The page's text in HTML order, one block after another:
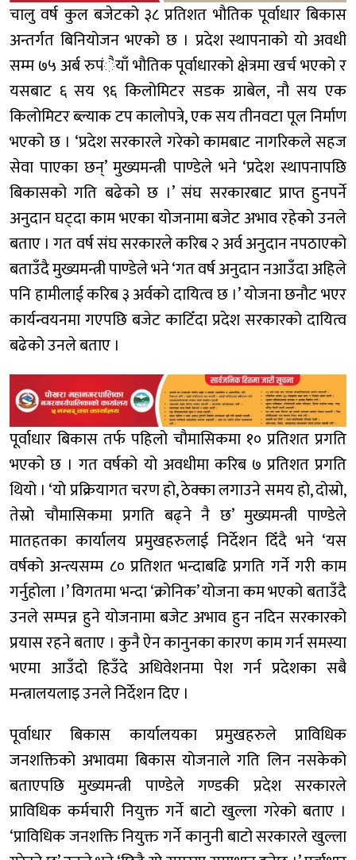
चालु वर्ष कुल बजेटको ३८ प्रतिशत भौतिक पूर्वाधार बिकास
अन्तर्गत बिनियोजन भएको छ । प्रदेश स्थापनाको यो अवधी
सम्म ७५ अर्ब रुपंैयाँ भौतिक पूर्वाधारको क्षेत्रमा खर्च भएको र
यसबाट ६ सय ९६ किलोमिटर सडक ग्राबेल, नौ सय एक
किलोमिटर ब्ल्याक टप कालोपत्रे, एक सय तीनवटा पूल निर्माण
भएको छ । ‘प्रदेश सरकारले गरेको कामबाट नागरिकले सहज
सेवा पाएका छन्’ मुख्यमन्त्री पाण्डेले भने ‘प्रदेश स्थापनापछि
बिकासको गति बढेको छ ।’ संघ सरकारबाट प्राप्त हुनपर्ने
अनुदान घट्दा काम भएका योजनामा बजेट अभाव रहेको उनले
बताए । गत वर्ष संघ सरकारले करिब २ अर्व अनुदान नपठाएको
बताउँदै मुख्यमन्त्री पाण्डेले भने ‘गत वर्ष अनुदान नआउँदा अहिले
पनि हामीलाई करिब ३ अर्वको दायित्व छ ।’ योजना छनौट भएर
कार्यन्वयनमा गएपछि बजेट काटिँदा प्रदेश सरकारको दायित्व
बढेको उनले बताए ।
पूर्वाधार बिकास तर्फ पहिलो चौमासिकमा १० प्रतिशत प्रगति
भएको छ । गत वर्षको यो अवधीमा करिब ७ प्रतिशत प्रगति
थियो । ‘यो प्रक्रियागत चरण हो, ठेक्का लगाउने समय हो, दोस्रो,
तेस्रो चौमासिकमा प्रगति बढ्ने नै छ’ मुख्यमन्त्री पाण्डेले
मातहतका कार्यालय प्रमुखहरुलाई निर्देशन दिँदै भने ‘यस
वर्षको अन्त्यसम्म ८० प्रतिशत भन्दाबढि प्रगति गर्ने गरी काम
गर्नुहोला ।’ विगतमा भन्दा ‘क्रोनिक’ योजना कम भएको बताउँदै
उनले सम्पन्न हुने योजनामा बजेट अभाव हुन नदिन सरकारको
प्रयास रहने बताए । कुनै ऐन कानुनका कारण काम गर्न समस्या
भएमा आउँदो हिउँदे अधिवेशनमा पेश गर्न प्रदेशका सबै
मन्त्रालयलाइ उनले निर्देशन दिए ।
पूर्वाधार बिकास कार्यालयका प्रमुखहरुले प्राविधिक
जनशक्तिको अभावमा बिकास योजनाले गति लिन नसकेको
बताएपछि मुख्यमन्त्री पाण्डेले गण्डकी प्रदेश सरकारले
प्राविधिक कर्मचारी नियुक्त गर्ने बाटो खुल्ला गरेको बताए ।
‘प्राविधिक जनशक्ति नियुक्त गर्ने कानुनी बाटो सरकारले खुल्ला